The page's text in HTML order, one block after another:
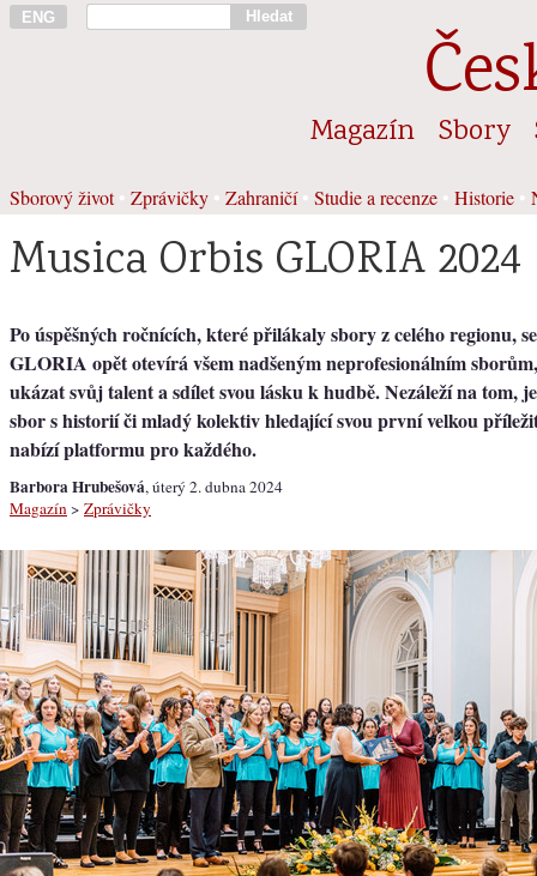
ENG Hledat
Magazín Sbory
Sborový život• Zprávičky Zahraničí• Studie a recenze Historie
Musica Orbis GLORIA 2024
Po úspěšných ročnících, které přilákaly sbory z celého regionu,
GLORIA opět otevírá všem nadšeným neprofesionálním
ukázat svůj talent a sdílet svou lásku k hudbě. Nezáleží na tom,
sbor s historií či mladý kolektiv hledající svou první velkou
nabízí platformu pro každého.
Barbora Hrubešová, úterý 2. dubna 2024
Magazín > Zprávičky